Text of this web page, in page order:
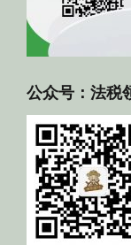
公众号：法税